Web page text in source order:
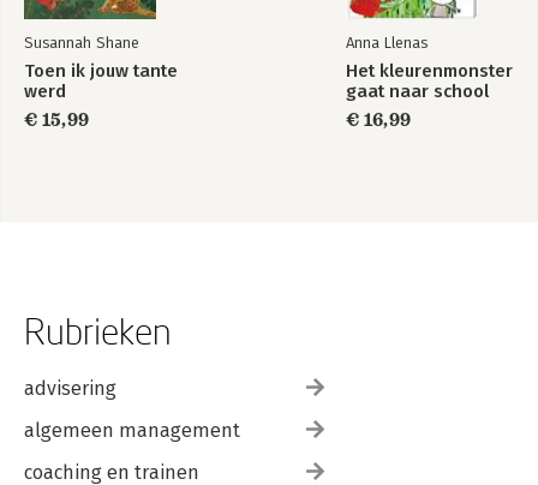
Susannah Shane
Toen ik jouw tante
werd
€ 15,99
Anna Llenas
Het kleurenmonster
gaat naar school
€ 16,99
Rubrieken
advisering
algemeen management
coaching en trainen